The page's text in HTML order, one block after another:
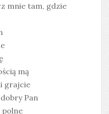
mnie tam, gdzie
mą
grajcie
Pan
polne